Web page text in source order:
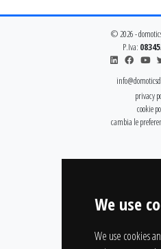
We use
We use cookies
© 2026 -
P.Iva:
privacy
cookie
cambia le